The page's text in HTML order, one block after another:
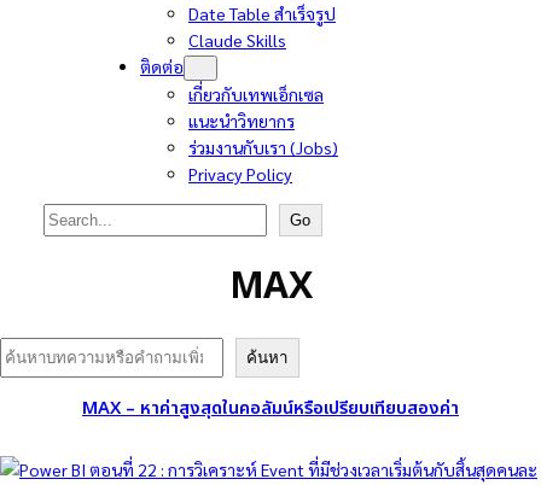
Date Table สำเร็จรูป
Claude Skills
ติดต่อ
เกี่ยวกับเทพเอ็กเซล
แนะนำวิทยากร
ร่วมงานกับเรา (Jobs)
Privacy Policy
Search
Go
MAX
Search ค้นหา
MAX – หาค่าสูงสุดในคอลัมน์หรือเปรียบเทียบสองค่า